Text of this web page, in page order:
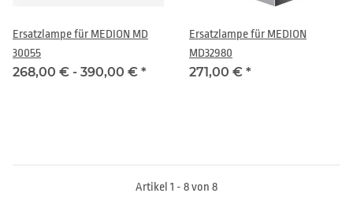
Ersatzlampe für MEDION MD
30055
268,00 € - 390,00 € *
Ersatzlampe für MEDION
MD32980
271,00 € *
Artikel 1 - 8 von 8